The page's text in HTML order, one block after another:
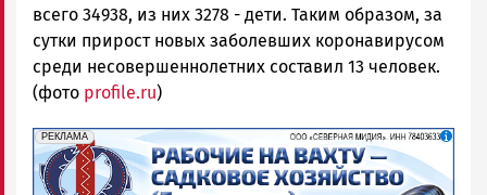
всего 34938, из них 3278 - дети. Таким образом, за
сутки прирост новых заболевших коронавирусом
среди несовершеннолетних составил 13 человек.
(фото profile.ru)
erid: 2SDnjf467GP
РЕКЛАМА
Реклама